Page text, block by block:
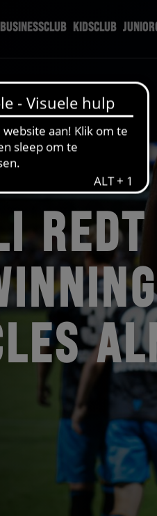
BUSINESSCLUB KIDSCLUB
REDT